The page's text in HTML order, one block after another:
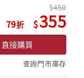
79
450
355
直接購買
查詢門市庫存